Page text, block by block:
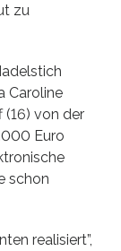
zu
Caroline
(16) von der
Euro
schon
realisiert”,